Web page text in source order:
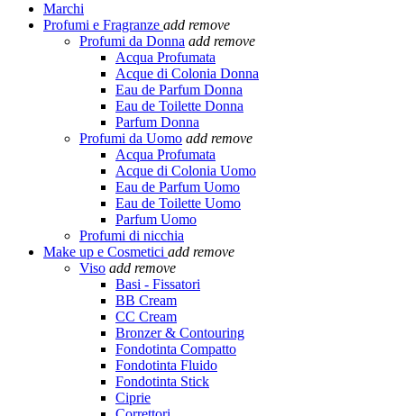
Marchi
Profumi e Fragranze add remove
Profumi da Donna add remove
Acqua Profumata
Acque di Colonia Donna
Eau de Parfum Donna
Eau de Toilette Donna
Parfum Donna
Profumi da Uomo add remove
Acqua Profumata
Acque di Colonia Uomo
Eau de Parfum Uomo
Eau de Toilette Uomo
Parfum Uomo
Profumi di nicchia
Make up e Cosmetici add remove
Viso add remove
Basi - Fissatori
BB Cream
CC Cream
Bronzer & Contouring
Fondotinta Compatto
Fondotinta Fluido
Fondotinta Stick
Ciprie